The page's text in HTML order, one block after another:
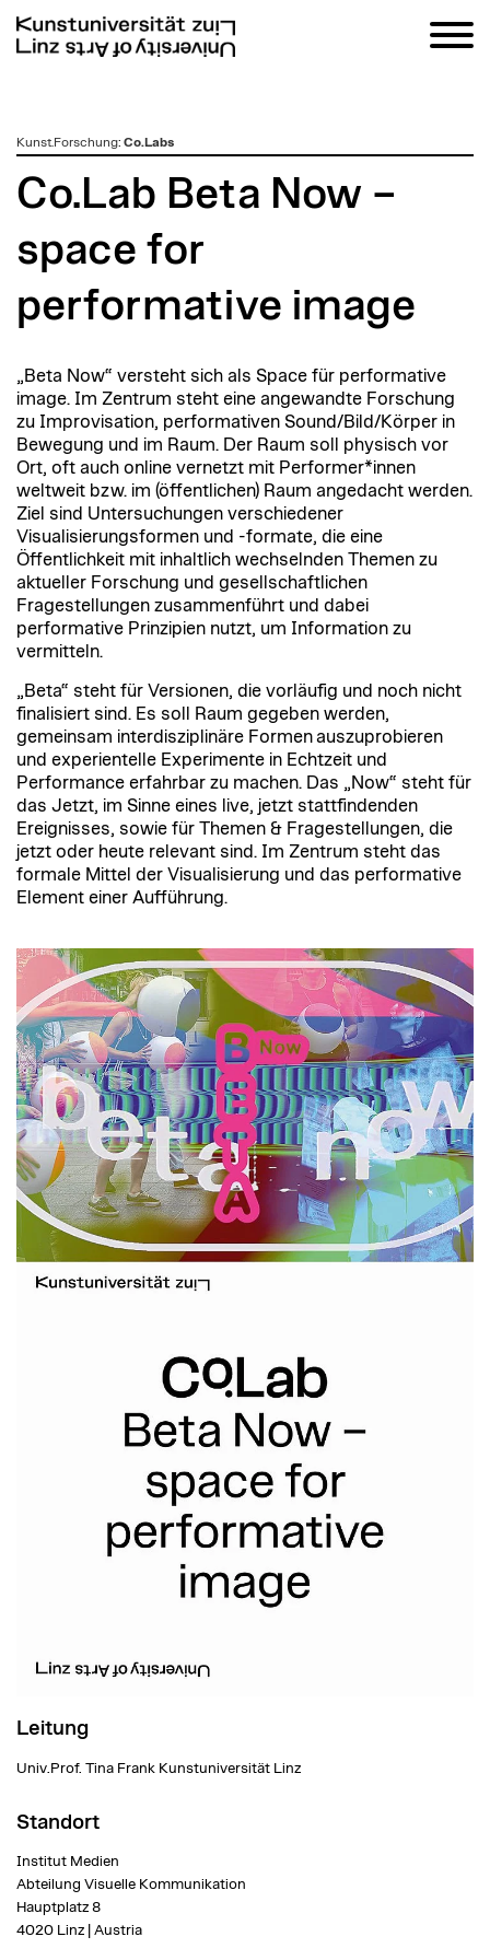
zumKunst.Forschung: Co.Labs
Co.Lab Beta Now –
space for
performative image
„Beta Now“ versteht sich als Space für performative
image. Im Zentrum steht eine angewandte Forschung
zu Improvisation, performativen Sound/Bild/Körper in
Bewegung und im Raum. Der Raum soll physisch vor
Ort, oft auch online vernetzt mit Performer*innen
weltweit bzw. im (öffentlichen) Raum angedacht werden.
Ziel sind Untersuchungen verschiedener
Visualisierungsformen und -formate, die eine
Öffentlichkeit mit inhaltlich wechselnden Themen zu
aktueller Forschung und gesellschaftlichen
Fragestellungen zusammenführt und dabei
performative Prinzipien nutzt, um Information zu
vermitteln.
„Beta“ steht für Versionen, die vorläufig und noch nicht
finalisiert sind. Es soll Raum gegeben werden,
gemeinsam interdisziplinäre Formen auszuprobieren
und experientelle Experimente in Echtzeit und
Performance erfahrbar zu machen. Das „Now“ steht für
das Jetzt, im Sinne eines live, jetzt stattfindenden
Ereignisses, sowie für Themen & Fragestellungen, die
jetzt oder heute relevant sind. Im Zentrum steht das
formale Mittel der Visualisierung und das performative
Element einer Aufführung.
Leitung
Univ.Prof. Tina Frank Kunstuniversität Linz
Standort
Institut Medien
Abteilung Visuelle Kommunikation
Hauptplatz 8
4020 Linz | Austria